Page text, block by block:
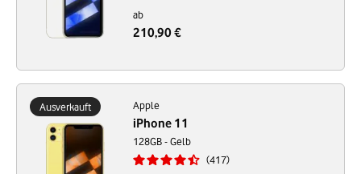
ab
210,90 €
Ausverkauft Apple
iPhone 11
128GB - Gelb
417